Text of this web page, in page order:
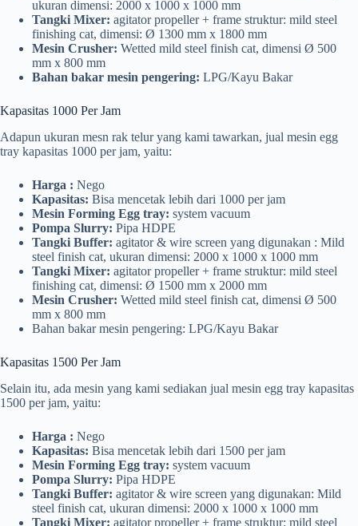
ukuran dimensi: 2000 x 1000 x 1000 mm
Tangki Mixer: agitator propeller + frame struktur: mild steel
finishing cat, dimensi: Ø 1300 mm x 1800 mm
Mesin Crusher: Wetted mild steel finish cat, dimensi Ø 500
mm x 800 mm
Bahan bakar mesin pengering: LPG/Kayu Bakar
Kapasitas 1000 Per Jam
Adapun ukuran mesn rak telur yang kami tawarkan, jual mesin egg
tray kapasitas 1000 per jam, yaitu:
Harga : Nego
Kapasitas: Bisa mencetak lebih dari 1000 per jam
Mesin Forming Egg tray: system vacuum
Pompa Slurry: Pipa HDPE
Tangki Buffer: agitator & wire screen yang digunakan : Mild
steel finish cat, ukuran dimensi: 2000 x 1000 x 1000 mm
Tangki Mixer: agitator propeller + frame struktur: mild steel
finishing cat, dimensi: Ø 1500 mm x 2000 mm
Mesin Crusher: Wetted mild steel finish cat, dimensi Ø 500
mm x 800 mm
Bahan bakar mesin pengering: LPG/Kayu Bakar
Kapasitas 1500 Per Jam
Selain itu, ada mesin yang kami sediakan jual mesin egg tray kapasitas
1500 per jam, yaitu:
Harga : Nego
Kapasitas: Bisa mencetak lebih dari 1500 per jam
Mesin Forming Egg tray: system vacuum
Pompa Slurry: Pipa HDPE
Tangki Buffer: agitator & wire screen yang digunakan: Mild
steel finish cat, ukuran dimensi: 2000 x 1000 x 1000 mm
Tangki Mixer: agitator propeller + frame struktur: mild steel